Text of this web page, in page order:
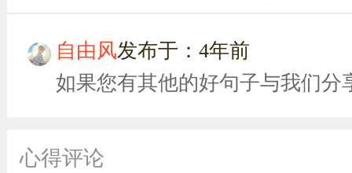
自由风发布于：4年前
如果您有其他的好句子与我们分
心得评论